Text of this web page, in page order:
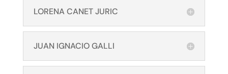
LORENA CANET JURIC
JUAN IGNACIO GALLI